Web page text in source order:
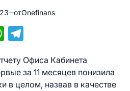
отOnefinans
WhatsApp
Офиса Кабинета
за 11 месяцев понизила
в целом, назвав в качестве